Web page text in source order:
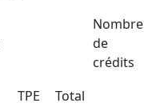
Nombre
de
crédits
TPE
Total